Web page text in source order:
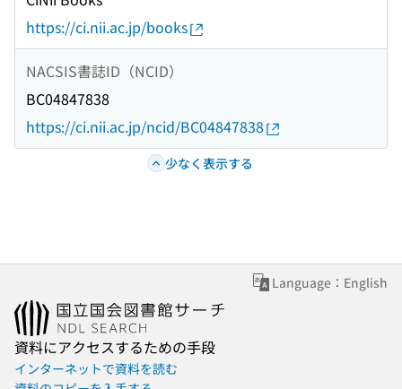
https://ci.nii.ac.jp/books
NACSIS書誌ID（NCID）
BC04847838
https://ci.nii.ac.jp/ncid/BC04847838
少なく表示する
Language：English
資料にアクセスするための手段
インターネットで資料を読む